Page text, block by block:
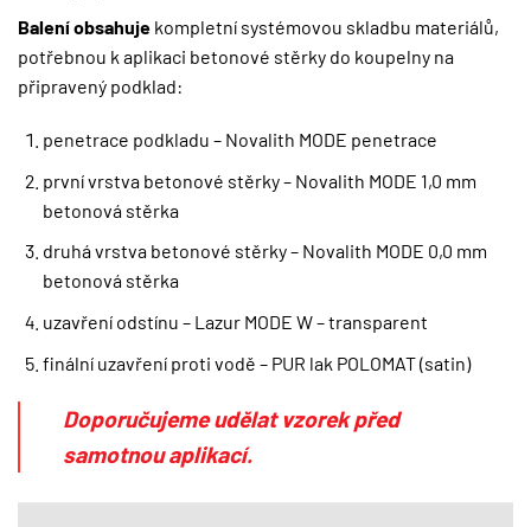
Balení obsahuje kompletní systémovou skladbu materiálů,
potřebnou k aplikaci betonové stěrky do koupelny na
připravený podklad:
penetrace podkladu – Novalith MODE penetrace
první vrstva betonové stěrky – Novalith MODE 1,0 mm
betonová stěrka
druhá vrstva betonové stěrky – Novalith MODE 0,0 mm
betonová stěrka
uzavření odstínu – Lazur MODE W – transparent
finální uzavření proti vodě – PUR lak POLOMAT (satin)
Doporučujeme udělat vzorek před
samotnou aplikací.